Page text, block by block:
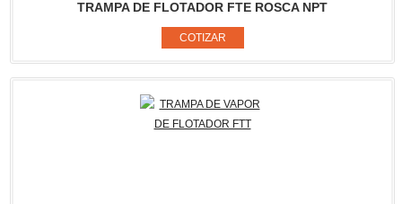
TRAMPA DE FLOTADOR FTE ROSCA NPT